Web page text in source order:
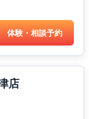
体験・相談予約
店